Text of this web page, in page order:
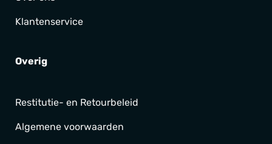
Klantenservice
Overig
Restitutie- en Retourbeleid
Algemene voorwaarden